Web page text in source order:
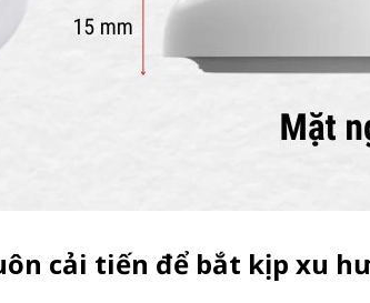
cải tiến để bắt kịp xu